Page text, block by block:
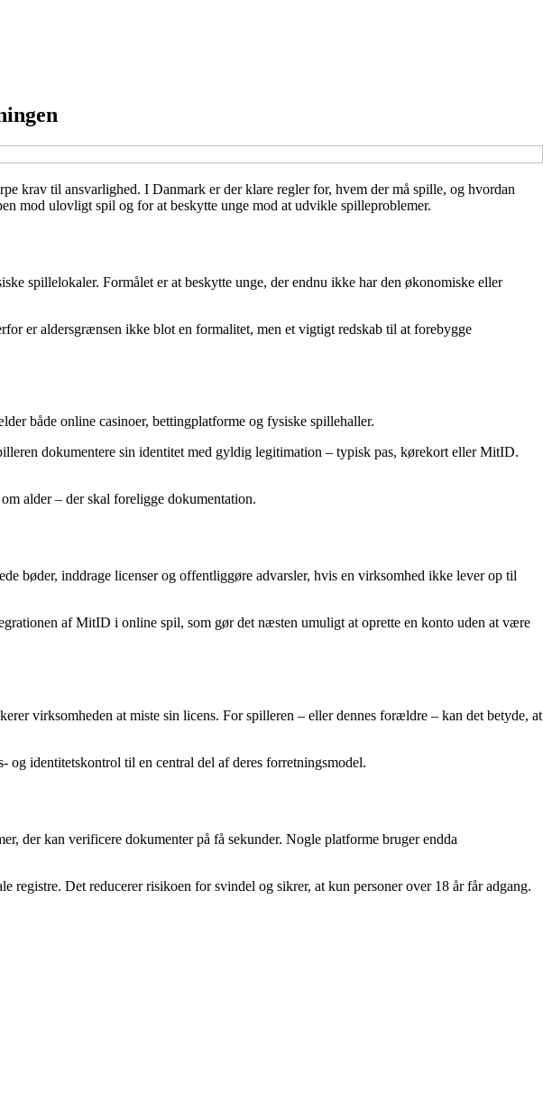
krav til ansvarlighed. I Danmark er der klare regler for, hvem der må spille, og hvordan
mod ulovligt spil og for at beskytte unge mod at udvikle spilleproblemer.
spillelokaler. Formålet er at beskytte unge, der endnu ikke har den økonomiske eller
er aldersgrænsen ikke blot en formalitet, men et vigtigt redskab til at forebygge
både online casinoer, bettingplatforme og fysiske spillehaller.
dokumentere sin identitet med gyldig legitimation – typisk pas, kørekort eller MitID.
alder – der skal foreligge dokumentation.
bøder, inddrage licenser og offentliggøre advarsler, hvis en virksomhed ikke lever op til
af MitID i online spil, som gør det næsten umuligt at oprette en konto uden at være
virksomheden at miste sin licens. For spilleren – eller dennes forældre – kan det betyde, at
identitetskontrol til en central del af deres forretningsmodel.
der kan verificere dokumenter på få sekunder. Nogle platforme bruger endda
Det reducerer risikoen for svindel og sikrer, at kun personer over 18 år får adgang.